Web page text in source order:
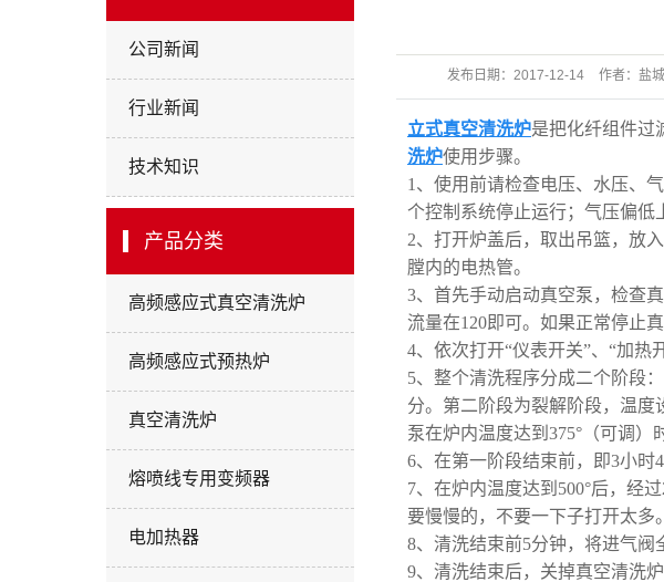
超声波清洗机
联苯加热炉
煅烧炉
智能感应加热器
热处理炉
铸件
热定型机
控制柜
组装、拆卸设备
纺丝料仓，油剂工程设
高位油剂槽
公司新闻
行业新闻
技术知识
产品分类
高频感应式真空清洗炉
高频感应式预热炉
真空清洗炉
熔喷线专用变频器
电加热器
发布日期： 2017-12-14 作者： 盐
立式真空清洗炉是把化纤组件过
洗炉使用步骤。
1、使用前请检查电压、水压、
个控制系统停止运行；气压偏低
2、打开炉盖后，取出吊篮，放
膛内的电热管。
3、首先手动启动真空泵，检查
流量在120即可。如果正常停止真
4、依次打开“仪表开关”、“加热
5、整个清洗程序分成二个阶段
分。第二阶段为裂解阶段，温度
泵在炉内温度达到375°（可调）
6、在第一阶段结束前，即3小时
7、在炉内温度达到500°后，经
要慢慢的，不要一下子打开太多。
8、清洗结束前5分钟，将进气阀
9、清洗结束后，关掉真空清洗